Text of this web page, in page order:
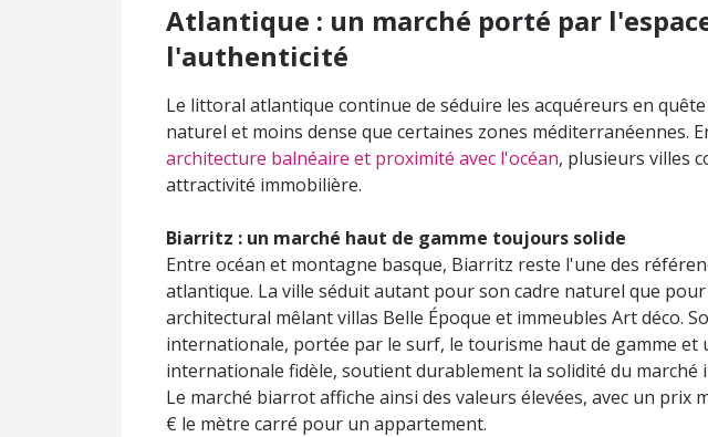
Atlantique : un marché porté par
l'authenticité
Le littoral atlantique continue de séduire les acquéreurs en
naturel et moins dense que certaines zones méditerranéennes.
architecture balnéaire et proximité avec l'océan, plusieurs villes
attractivité immobilière.
Biarritz : un marché haut de gamme toujours solide
Entre océan et montagne basque, Biarritz reste l'une des
atlantique. La ville séduit autant pour son cadre naturel que
architectural mêlant villas Belle Époque et immeubles Art déco.
internationale, portée par le surf, le tourisme haut de gamme et
internationale fidèle, soutient durablement la solidité du marché
Le marché biarrot affiche ainsi des valeurs élevées, avec un prix
€ le mètre carré pour un appartement.